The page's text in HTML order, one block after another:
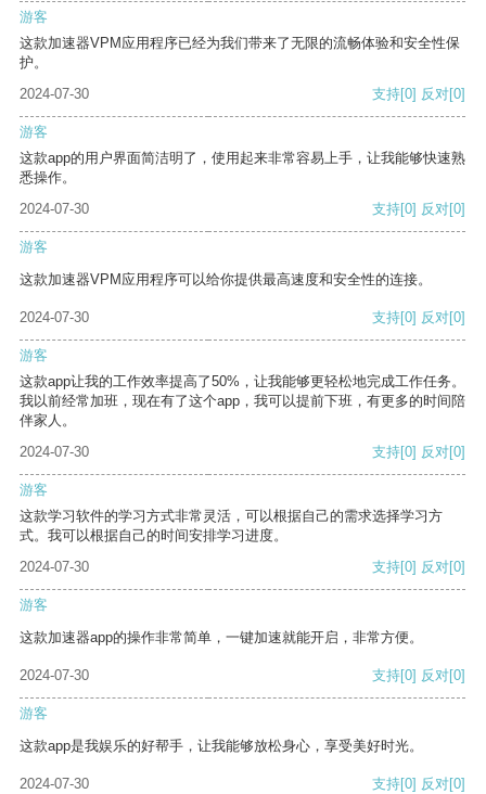
游客
这款加速器VPM应用程序已经为我们带来了无限的流畅体验和安全性保
护。
2024-07-30
支持[0] 反对[0]
游客
这款app的用户界面简洁明了，使用起来非常容易上手，让我能够快速熟
悉操作。
2024-07-30
支持[0] 反对[0]
游客
这款加速器VPM应用程序可以给你提供最高速度和安全性的连接。
2024-07-30 支持[0] 反对[0]
游客
这款app让我的工作效率提高了50%，让我能够更轻松地完成工作任务。
我以前经常加班，现在有了这个app，我可以提前下班，有更多的时间陪
伴家人。
2024-07-30
支持[0] 反对[0]
游客
这款学习软件的学习方式非常灵活，可以根据自己的需求选择学习方
式。我可以根据自己的时间安排学习进度。
2024-07-30
支持[0] 反对[0]
游客
这款加速器app的操作非常简单，一键加速就能开启，非常方便。
2024-07-30 支持[0] 反对[0]
游客
这款app是我娱乐的好帮手，让我能够放松身心，享受美好时光。
2024-07-30 支持[0] 反对[0]